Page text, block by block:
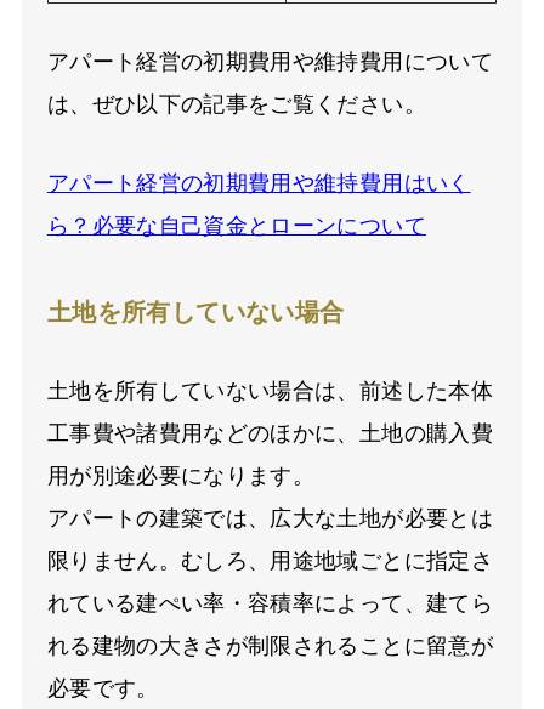
アパート経営の初期費用や維持費用について
は、ぜひ以下の記事をご覧ください。
アパート経営の初期費用や維持費用はいく
ら？必要な自己資金とローンについて
土地を所有していない場合
土地を所有していない場合は、前述した本体
工事費や諸費用などのほかに、土地の購入費
用が別途必要になります。
アパートの建築では、広大な土地が必要とは
限りません。むしろ、用途地域ごとに指定さ
れている建ぺい率・容積率によって、建てら
れる建物の大きさが制限されることに留意が
必要です。